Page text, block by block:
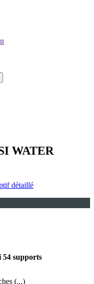
WATER
détaillé
54 supports
(...)